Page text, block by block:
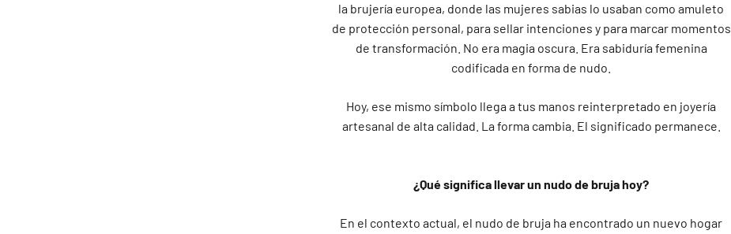
la brujería europea, donde las mujeres sabias lo usaban como amuleto
de protección personal, para sellar intenciones y para marcar momentos
de transformación. No era magia oscura. Era sabiduría femenina
codificada en forma de nudo.
Hoy, ese mismo símbolo llega a tus manos reinterpretado en joyería
artesanal de alta calidad. La forma cambia. El significado permanece.
¿Qué significa llevar un nudo de bruja hoy?
En el contexto actual, el nudo de bruja ha encontrado un nuevo hogar